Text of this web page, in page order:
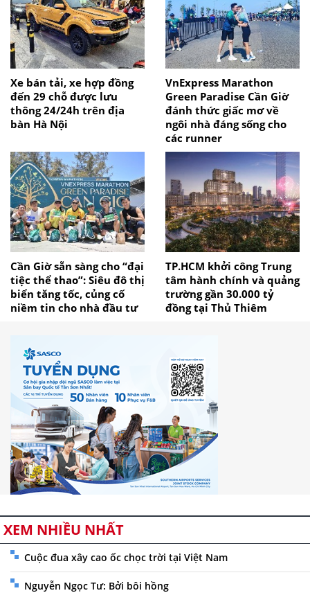
Xe bán tải, xe hợp đồng
đến 29 chỗ được lưu
thông 24/24h trên địa
bàn Hà Nội
VnExpress Marathon
Green Paradise Cần Giờ
đánh thức giấc mơ về
ngôi nhà đáng sống cho
các runner
Cần Giờ sẵn sàng cho “đại
tiệc thể thao”: Siêu đô thị
biển tăng tốc, củng cố
niềm tin cho nhà đầu tư
TP.HCM khởi công Trung
tâm hành chính và quảng
trường gần 30.000 tỷ
đồng tại Thủ Thiêm
XEM NHIỀU NHẤT
Cuộc đua xây cao ốc chọc trời tại Việt Nam
Nguyễn Ngọc Tư: Bởi bôi hồng